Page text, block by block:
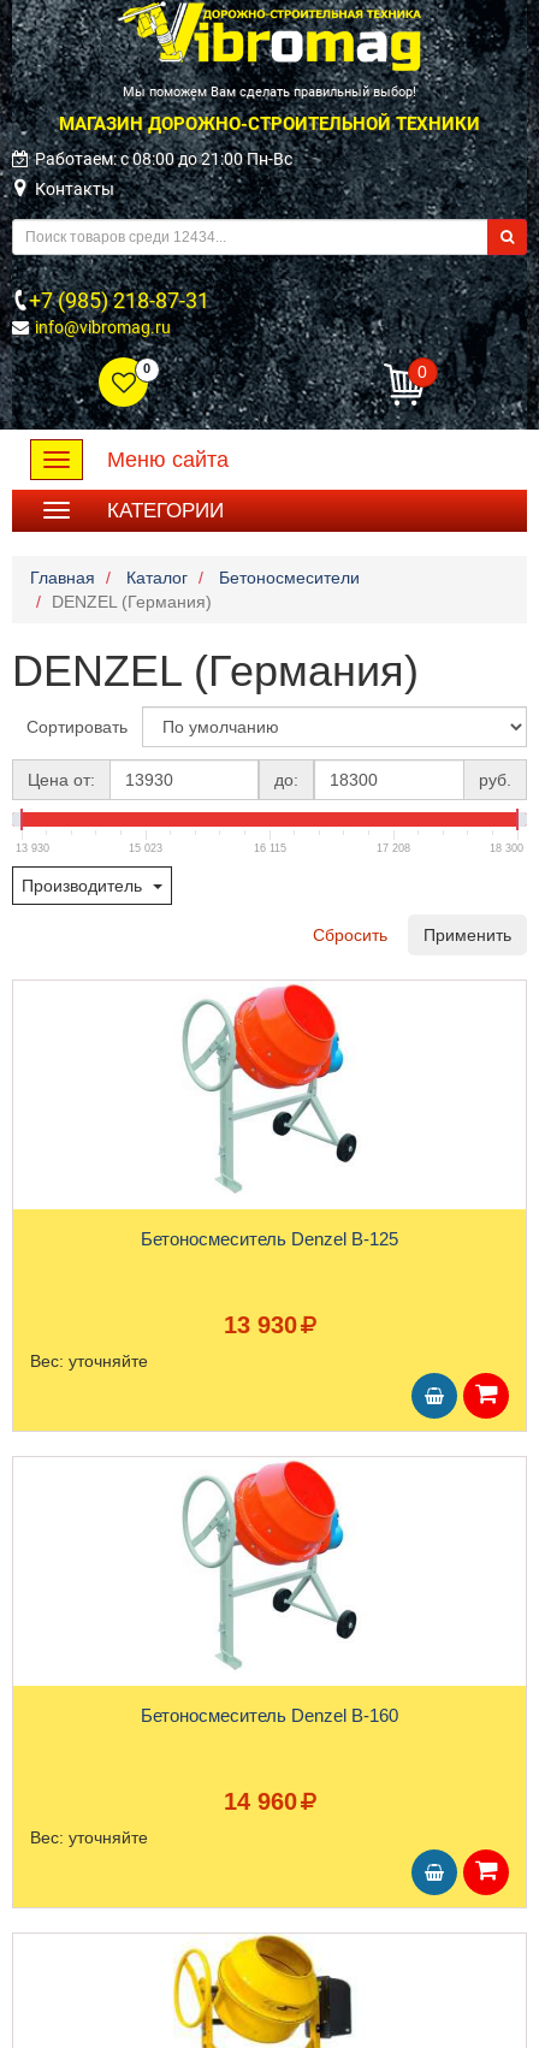
Мы поможем Вам сделать правильный выбор!
МАГАЗИН ДОРОЖНО-СТРОИТЕЛЬНОЙ ТЕХНИКИ
Работаем: c 08:00 до 21:00 Пн-Вс
Контакты
+7 (985) 218-87-31
info@vibromag.ru
0 0
Toggle
navigation
Меню сайта
КАТЕГОРИИ
Главная Каталог
Бетоносмесители
DENZEL (Германия)
DENZEL (Германия)
Сортировать
Цена от: до: руб.
13 930 15 023 16 115 17 208 18 300
Производитель
Сбросить Применить
Бетоносмеситель Denzel B-125
13 930
Вес: уточняйте
Бетоносмеситель Denzel B-160
14 960
Вес: уточняйте